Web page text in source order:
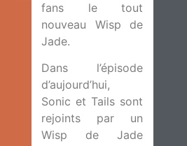
fans le tout
nouveau Wisp de
Jade.
Dans l’épisode
d’aujourd’hui,
Sonic et Tails sont
rejoints par un
Wisp de Jade